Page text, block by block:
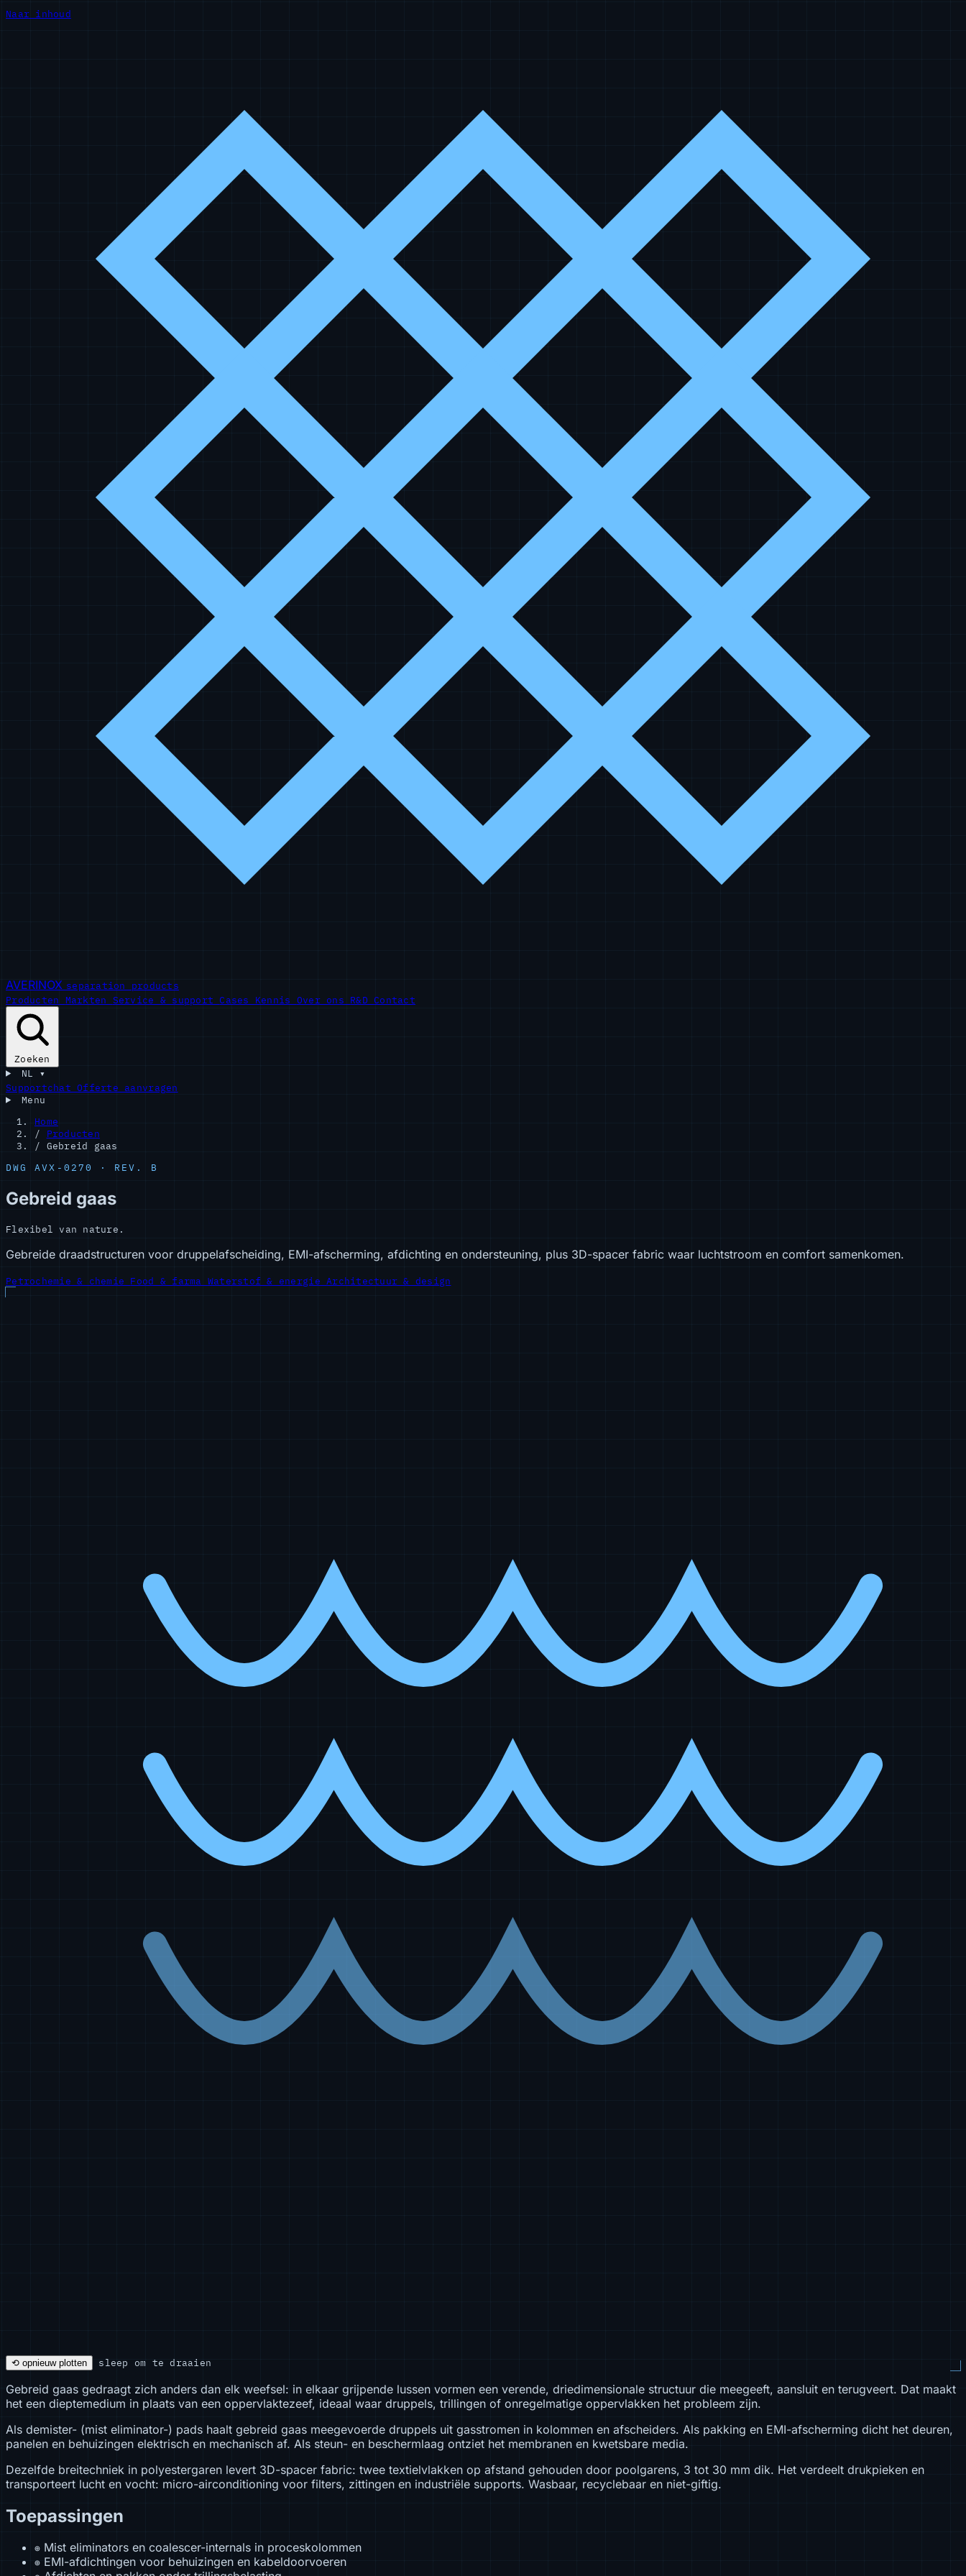
Naar inhoud
AVERINOX separation products
Producten Markten Service & support Cases Kennis Over ons R&D Contact
Zoeken
NL ▾
SupportchatOfferte aanvragen
Menu
Home
/
Producten
/ Gebreid gaas
DWG AVX-0270 · REV. B
Gebreid gaas
Flexibel van nature.
Gebreide draadstructuren voor druppelafscheiding, EMI-afscherming, afdichting en ondersteuning, plus 3D-spacer fabric waar luchtstroom en comfort samenkomen.
Petrochemie & chemie Food & farma Waterstof & energieArchitectuur & design
⟲ opnieuw plotten sleep om te draaien
Gebreid gaas gedraagt zich anders dan elk weefsel: in elkaar grijpende lussen vormen een verende, driedimensionale structuur die meegeeft, aansluit en terugveert. Dat maakt
het een dieptemedium in plaats van een oppervlaktezeef, ideaal waar druppels, trillingen of onregelmatige oppervlakken het probleem zijn.
Als demister- (mist eliminator-) pads haalt gebreid gaas meegevoerde druppels uit gasstromen in kolommen en afscheiders. Als pakking en EMI-afscherming dicht het deuren,
panelen en behuizingen elektrisch en mechanisch af. Als steun- en beschermlaag ontziet het membranen en kwetsbare media.
Dezelfde breitechniek in polyestergaren levert 3D-spacer fabric: twee textielvlakken op afstand gehouden door poolgarens, 3 tot 30 mm dik. Het verdeelt drukpieken en
transporteert lucht en vocht: micro-airconditioning voor filters, zittingen en industriële supports. Wasbaar, recyclebaar en niet-giftig.
Toepassingen
⊕ Mist eliminators en coalescer-internals in proceskolommen
⊕ EMI-afdichtingen voor behuizingen en kabeldoorvoeren